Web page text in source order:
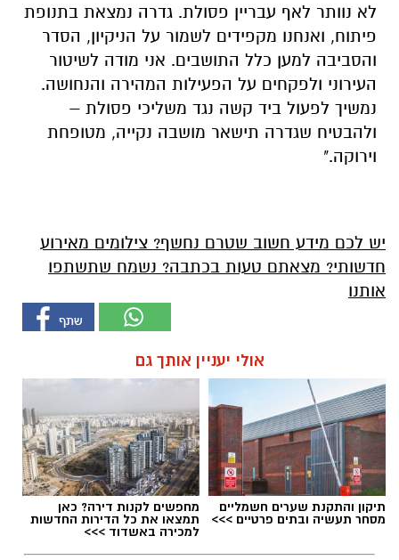
לא נוותר לאף עבריין פסולת. גדרה נמצאת בתנופת
פיתוח, ואנחנו מקפידים לשמור על הניקיון, הסדר
והסביבה למען כלל התושבים. אני מודה לשיטור
העירוני ולפקחים על הפעילות המהירה והנחושה.
נמשיך לפעול ביד קשה נגד משליכי פסולת –
ולהבטיח שגדרה תישאר מושבה נקייה, מטופחת
וירוקה."
יש לכם מידע חשוב שטרם נחשף? צילומים מאירוע
חדשותי? מצאתם טעות בכתבה? נשמח שתשתפו
אותנו
אולי יעניין אותך גם
תיקון והתקנת שערים חשמליים
מסחר תעשיה ובתים פרטיים >>>
מחפשים לקנות דירה? כאן
תמצאו את כל הדירות החדשות
למכירה באשדוד >>>